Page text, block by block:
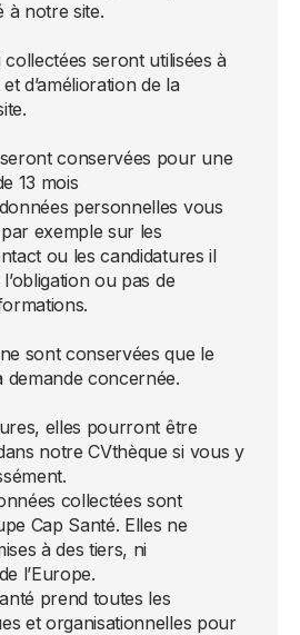
à notre site.
collectées seront utilisées à
d’amélioration de la
conservées pour une
13 mois
personnelles vous
exemple sur les
ou les candidatures il
ou pas de
sont conservées que le
demande concernée.
elles pourront être
notre CVthèque si vous y
collectées sont
Cap Santé. Elles ne
à des tiers, ni
l’Europe.
prend toutes les
et organisationnelles pour